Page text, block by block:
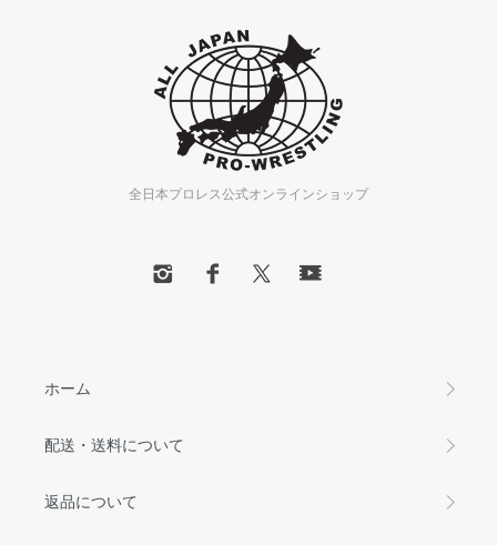
全日本プロレス公式オンラインショップ
ホーム
配送・送料について
返品について